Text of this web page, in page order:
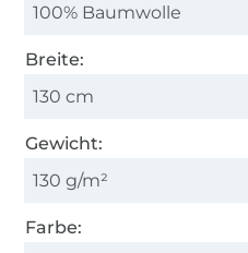
100% Baumwolle
Breite:
130 cm
Gewicht:
130 g/m²
Farbe: